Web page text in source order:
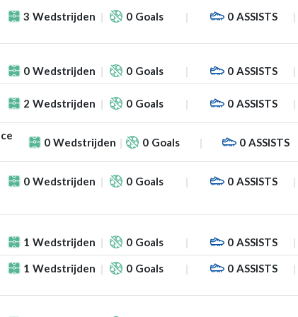
3 Wedstrijden 0 Goals 0 ASSISTS
0 Wedstrijden 0 Goals 0 ASSISTS
2 Wedstrijden 0 Goals 0 ASSISTS
0 Wedstrijden 0 Goals 0 ASSISTS
0 Wedstrijden 0 Goals 0 ASSISTS
1 Wedstrijden 0 Goals 0 ASSISTS
1 Wedstrijden 0 Goals 0 ASSISTS